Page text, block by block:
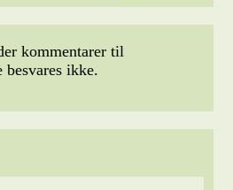
kommentarer til
ikke.